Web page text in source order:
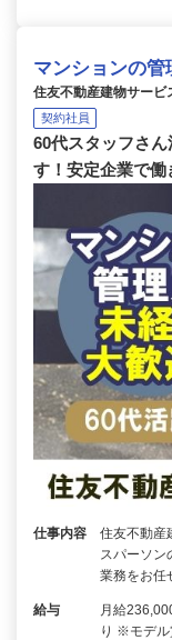
マンションの管
住友不動産建物サー
契約社員
60代スタッフさ
す！安定企業で働
仕事内容
住友不動産
スパーソン
業務をお任
給与
月給
り ※モデ